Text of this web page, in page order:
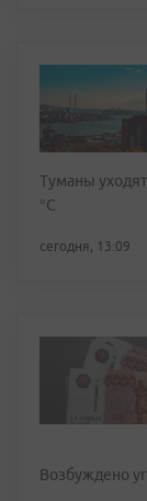
Туманы
°С
сегодня, 13:09
Возбуждено